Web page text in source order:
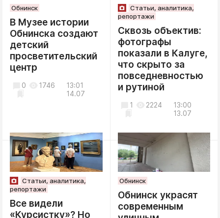
Обнинск
В Музее истории
Обнинска создают
детский
просветительский
центр
13:01
14.07
0 1746
Статьи, аналитика,
репортажи
Сквозь объектив:
фотографы
показали в Калуге,
что скрыто за
повседневностью
и рутиной
13:00
13.07
1 2224
Статьи, аналитика,
репортажи
Все видели
«Курсистку»? Но
Обнинск
Обнинск украсят
современным